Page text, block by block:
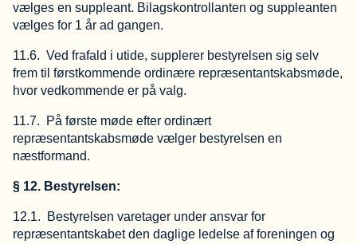
vælges en suppleant. Bilagskontrollanten og suppleanten
vælges for 1 år ad gangen.
11.6. Ved frafald i utide, supplerer bestyrelsen sig selv
frem til førstkommende ordinære repræsentantskabsmøde,
hvor vedkommende er på valg.
11.7. På første møde efter ordinært
repræsentantskabsmøde vælger bestyrelsen en
næstformand.
§ 12. Bestyrelsen:
12.1. Bestyrelsen varetager under ansvar for
repræsentantskabet den daglige ledelse af foreningen og